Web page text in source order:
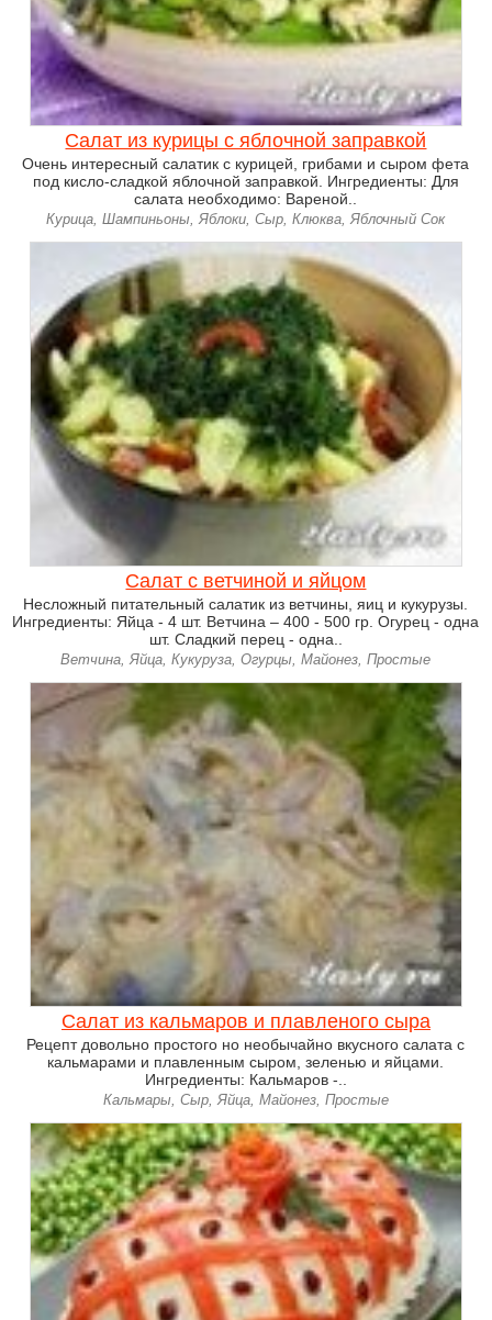
Салат из курицы с яблочной заправкой
Очень интересный салатик с курицей, грибами и сыром фета
под кисло-сладкой яблочной заправкой. Ингредиенты: Для
салата необходимо: Вареной..
Курица, Шампиньоны, Яблоки, Сыр, Клюква, Яблочный Сок
Салат с ветчиной и яйцом
Несложный питательный салатик из ветчины, яиц и кукурузы.
Ингредиенты: Яйца - 4 шт. Ветчина – 400 - 500 гр. Огурец - одна
шт. Сладкий перец - одна..
Ветчина, Яйца, Кукуруза, Огурцы, Майонез, Простые
Салат из кальмаров и плавленого сыра
Рецепт довольно простого но необычайно вкусного салата с
кальмарами и плавленным сыром, зеленью и яйцами.
Ингредиенты: Кальмаров -..
Кальмары, Сыр, Яйца, Майонез, Простые